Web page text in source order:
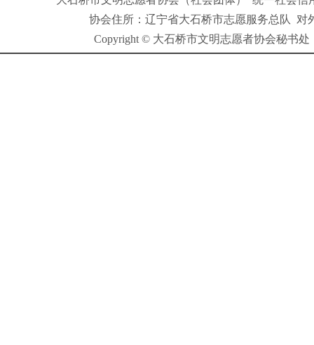
协会住所：辽宁省大石桥市志愿服务总队 对
Copyright © 大石桥市文明志愿者协会秘书处